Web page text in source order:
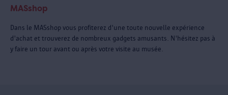
MASshop
Dans le MASshop vous profiterez d'une toute nouvelle expérience
d'achat et trouverez de nombreux gadgets amusants. N'hésitez pas à
y faire un tour avant ou après votre visite au musée.